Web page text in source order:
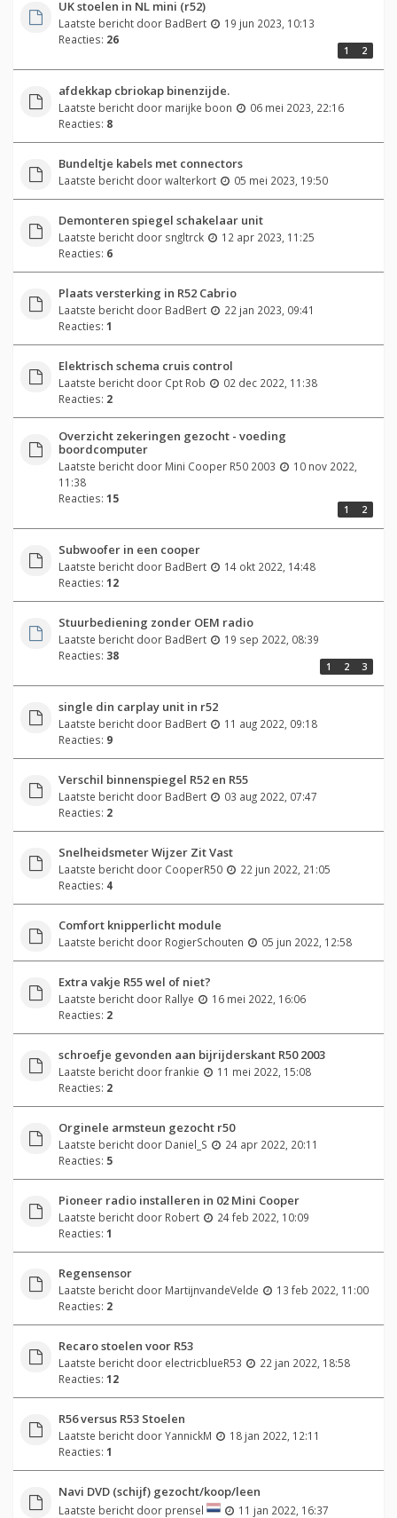
UK stoelen in NL mini (r52)
Laatste bericht door BadBert
19 jun 2023, 10:13
Reacties: 26
1 2
afdekkap cbriokap binenzijde.
Laatste bericht door marijke boon
06 mei 2023, 22:16
Reacties: 8
Bundeltje kabels met connectors
Laatste bericht doorwalterkort 05 mei 2023, 19:50
Demonteren spiegel schakelaar unit
Laatste bericht door sngltrck
12 apr 2023, 11:25
Reacties: 6
Plaats versterking in R52 Cabrio
Laatste bericht door BadBert
22 jan 2023, 09:41
Reacties: 1
Elektrisch schema cruis control
Laatste bericht door Cpt Rob
02 dec 2022, 11:38
Reacties: 2
Overzicht zekeringen gezocht - voeding
boordcomputer
Laatste bericht door Mini Cooper R50 2003
10 nov 2022,
11:38
Reacties: 15
1 2
Subwoofer in een cooper
Laatste bericht door BadBert
14 okt 2022, 14:48
Reacties: 12
Stuurbediening zonder OEM radio
Laatste bericht door BadBert
19 sep 2022, 08:39
Reacties: 38
1 2 3
single din carplay unit in r52
Laatste bericht door BadBert
11 aug 2022, 09:18
Reacties: 9
Verschil binnenspiegel R52 en R55
Laatste bericht door BadBert
03 aug 2022, 07:47
Reacties: 2
Snelheidsmeter Wijzer Zit Vast
Laatste bericht door CooperR50
22 jun 2022, 21:05
Reacties: 4
Comfort knipperlicht module
Laatste bericht door RogierSchouten 05 jun 2022, 12:58
Extra vakje R55 wel of niet?
Laatste bericht door Rallye
16 mei 2022, 16:06
Reacties: 2
schroefje gevonden aan bijrijderskant R50 2003
Laatste bericht doorfrankie
11 mei 2022, 15:08
Reacties: 2
Orginele armsteun gezocht r50
Laatste bericht door Daniel_S
24 apr 2022, 20:11
Reacties: 5
Pioneer radio installeren in 02 Mini Cooper
Laatste bericht door Robert
24 feb 2022, 10:09
Reacties: 1
Regensensor
Laatste bericht door MartijnvandeVelde
13 feb 2022, 11:00
Reacties: 2
Recaro stoelen voor R53
Laatste bericht door electricblueR53
22 jan 2022, 18:58
Reacties: 12
R56 versus R53 Stoelen
Laatste bericht doorYannickM
18 jan 2022, 12:11
Reacties: 1
Navi DVD (schijf) gezocht/koop/leen
Laatste bericht door prensel 11 jan 2022, 16:37